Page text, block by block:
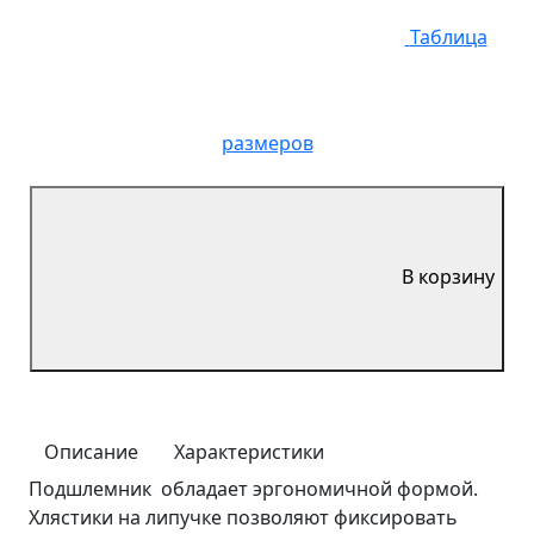
Таблица
размеров
В корзину
Описание
Характеристики
Подшлемник обладает эргономичной формой.
Хлястики на липучке позволяют фиксировать